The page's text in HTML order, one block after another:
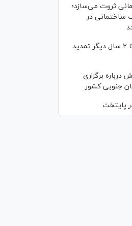
ثروت می‌سازد؛
سنگ ساختمانی در
معافیت‌های ۳ و ۴ فرزندی تا ۲ سال دیگر تمدید
درباره برگزاری
پایتخت